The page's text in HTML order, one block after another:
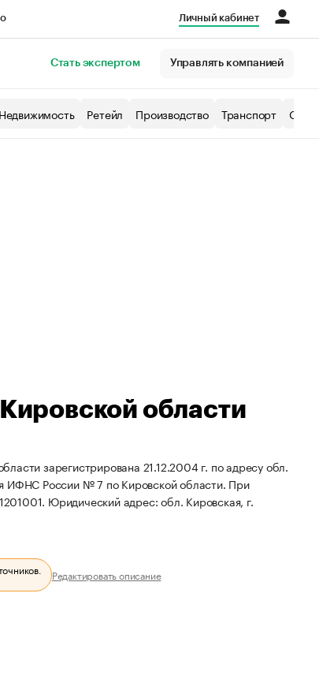
Личный кабинет
Стать экспертом Управлять компанией
Недвижимость Ретейл Производство Транспорт
области
зарегистрирована 21.12.2004 г. по адресу обл.
ИФНС России № 7 по Кировской области. При
Юридический адрес: обл. Кировская, г.
Редактировать описание